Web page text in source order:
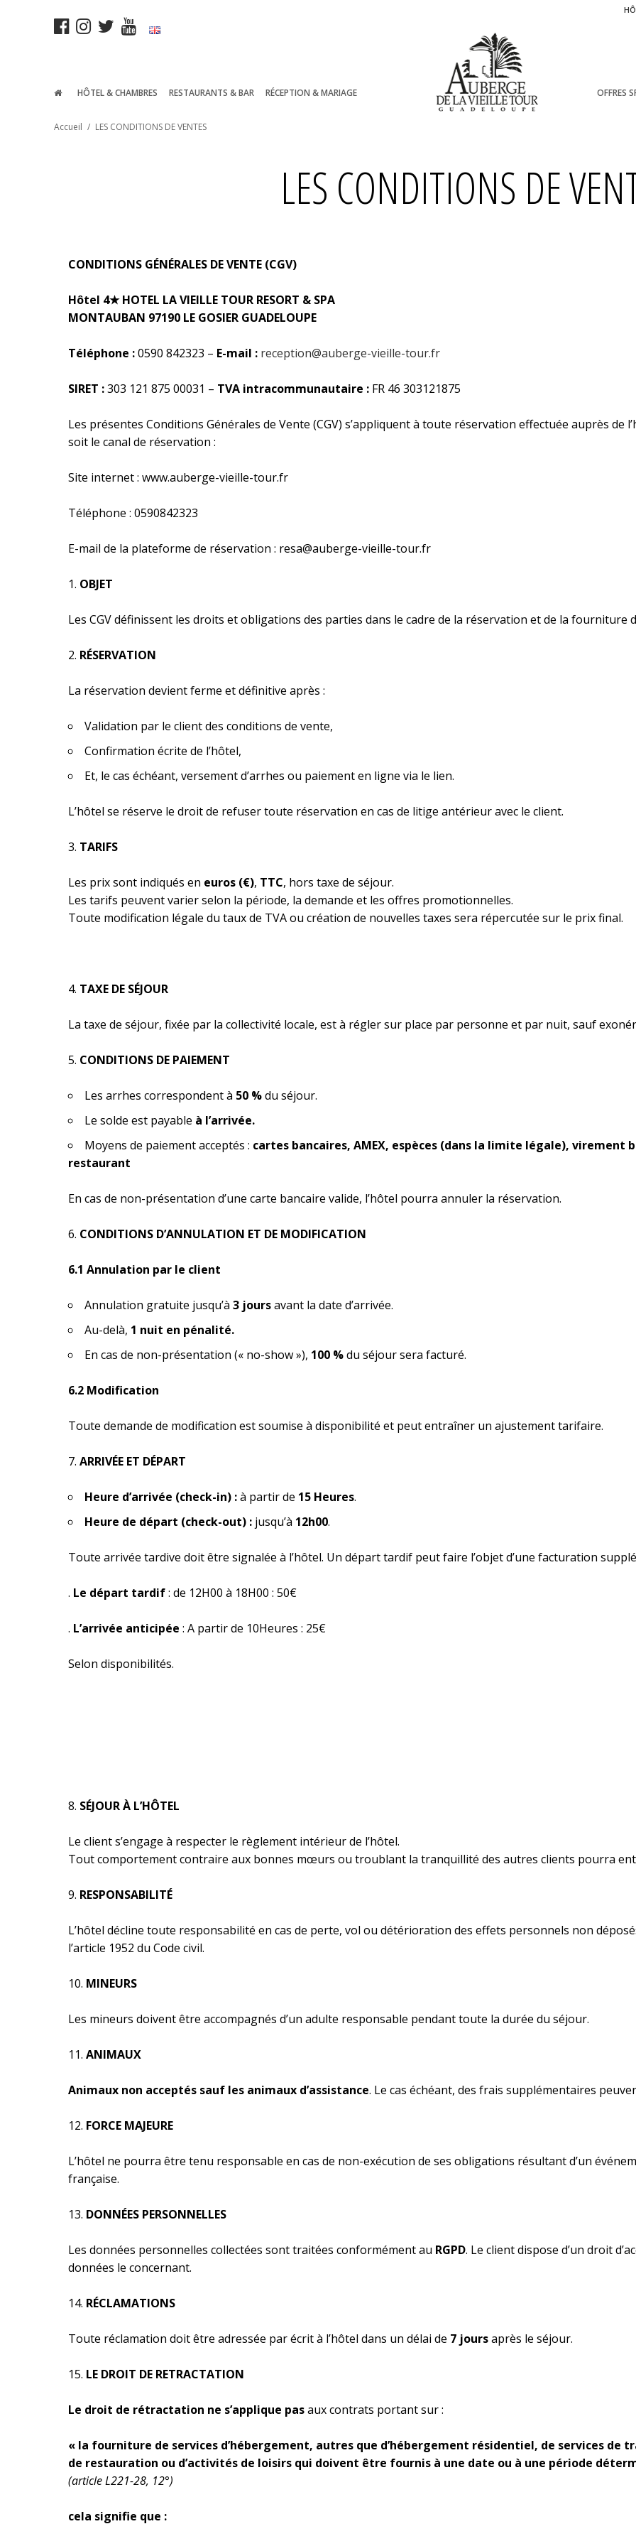
HÔTEL & CHAMBRES RESTAURANTS & BAR RÉCEPTION & MARIAGE OFFRES
Accueil / LES CONDITIONS DE VENTES
LES CONDITIONS DE
CONDITIONS GÉNÉRALES DE VENTE (CGV)
Hôtel 4★HOTEL LA VIEILLE TOUR RESORT & SPA
MONTAUBAN 97190 LE GOSIER GUADELOUPE
Téléphone :0590 842323 – E-mail : reception@auberge-vieille-tour.fr
SIRET :303 121 875 00031 – TVA intracommunautaire :FR 46 303121875
Les présentes Conditions Générales de Vente (CGV) s’appliquent à toute réservation effectuée auprès de
soit le canal de réservation :
Site internet : www.auberge-vieille-tour.fr
Téléphone : 0590842323
E-mail de la plateforme de réservation : resa@auberge-vieille-tour.fr
OBJET
Les CGV définissent les droits et obligations des parties dans le cadre de la réservation et de la
RÉSERVATION
La réservation devient ferme et définitive après :
Validation par le client des conditions de vente,
Confirmation écrite de l’hôtel,
Et, le cas échéant, versement d’arrhes ou paiement en ligne via le lien.
L’hôtel se réserve le droit de refuser toute réservation en cas de litige antérieur avec le client.
TARIFS
Les prix sont indiqués en euros (€), TTC, hors taxe de séjour.
Les tarifs peuvent varier selon la période, la demande et les offres promotionnelles.
Toute modification légale du taux de TVA ou création de nouvelles taxes sera répercutée sur le prix final.
TAXE DE SÉJOUR
La taxe de séjour, fixée par la collectivité locale, est à régler sur place par personne et par nuit, sauf
CONDITIONS DE PAIEMENT
Les arrhes correspondent à 50 %du séjour.
Le solde est payable à l’arrivée.
Moyens de paiement acceptés : cartes bancaires, AMEX, espèces (dans la limite légale), virement
restaurant
En cas de non-présentation d’une carte bancaire valide, l’hôtel pourra annuler la réservation.
CONDITIONS D’ANNULATION ET DE MODIFICATION
6.1 Annulation par le client
Annulation gratuite jusqu’à 3 joursavant la date d’arrivée.
Au-delà, 1 nuit en pénalité.
En cas de non-présentation (« no-show »), 100 %du séjour sera facturé.
6.2 Modification
Toute demande de modification est soumise à disponibilité et peut entraîner un ajustement tarifaire.
ARRIVÉE ET DÉPART
Heure d’arrivée (check-in) :à partir de 15 Heures.
Heure de départ (check-out) :jusqu’à 12h00.
Toute arrivée tardive doit être signalée à l’hôtel. Un départ tardif peut faire l’objet d’une facturation
. Le départ tardif: de 12H00 à 18H00 : 50€
. L’arrivée anticipée : A partir de 10Heures : 25€
Selon disponibilités.
SÉJOUR À L’HÔTEL
Le client s’engage à respecter le règlement intérieur de l’hôtel.
Tout comportement contraire aux bonnes mœurs ou troublant la tranquillité des autres clients pourra
RESPONSABILITÉ
L’hôtel décline toute responsabilité en cas de perte, vol ou détérioration des effets personnels non
l’article 1952 du Code civil.
MINEURS
Les mineurs doivent être accompagnés d’un adulte responsable pendant toute la durée du séjour.
ANIMAUX
Animaux non acceptés sauf les animaux d’assistance. Le cas échéant, des frais supplémentaires
FORCE MAJEURE
L’hôtel ne pourra être tenu responsable en cas de non-exécution de ses obligations résultant d’un
française.
DONNÉES PERSONNELLES
Les données personnelles collectées sont traitées conformément au RGPD. Le client dispose d’un droit
données le concernant.
RÉCLAMATIONS
Toute réclamation doit être adressée par écrit à l’hôtel dans un délai de 7 joursaprès le séjour.
LE DROIT DE RETRACTATION
Le droit de rétractation ne s’applique pasaux contrats portant sur :
« la fourniture de services d’hébergement, autres que d’hébergement résidentiel, de services de
de restauration ou d’activités de loisirs qui doivent être fournis à une date ou à une période
(article L221-28, 12°)
cela signifie que :